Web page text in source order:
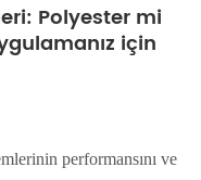
Polyester mi
için
performansını ve